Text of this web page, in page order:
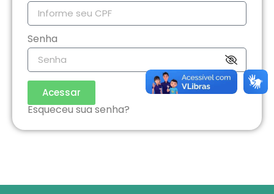
Senha
Acessar
Esqueceu sua senha?